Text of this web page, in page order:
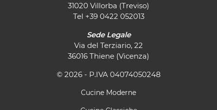
31020 Villorba (Treviso)
Tel +39 0422 052013
Sede Legale
Via del Terziario, 22
36016 Thiene (Vicenza)
© 2026 - P.IVA 04074050248
Cucine Moderne